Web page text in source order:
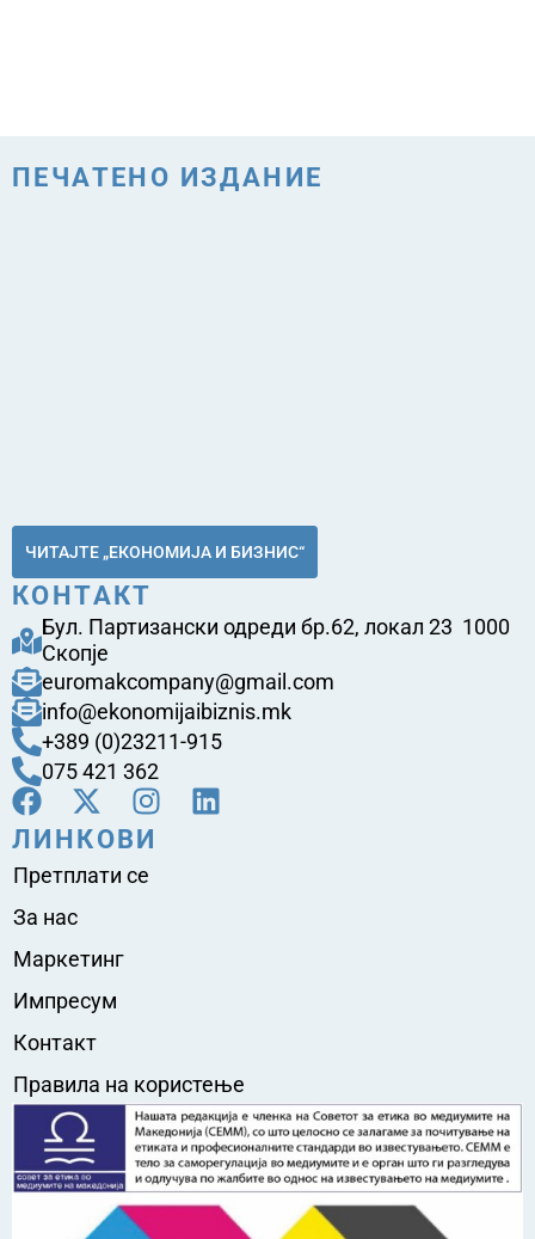
ПЕЧАТЕНО ИЗДАНИЕ
ЧИТАЈТЕ „ЕКОНОМИЈА И БИЗНИС“
КОНТАКТ
Бул. Партизански одреди бр.62, локал 23 1000
Скопје
euromakcompany@gmail.com
info@ekonomijaibiznis.mk
+389 (0)23211-915
075 421 362
ЛИНКОВИ
Претплати се
За нас
Маркетинг
Импресум
Контакт
Правила на користење